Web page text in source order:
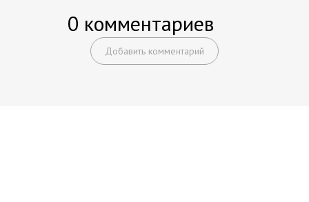
0 комментариев
Добавить комментарий